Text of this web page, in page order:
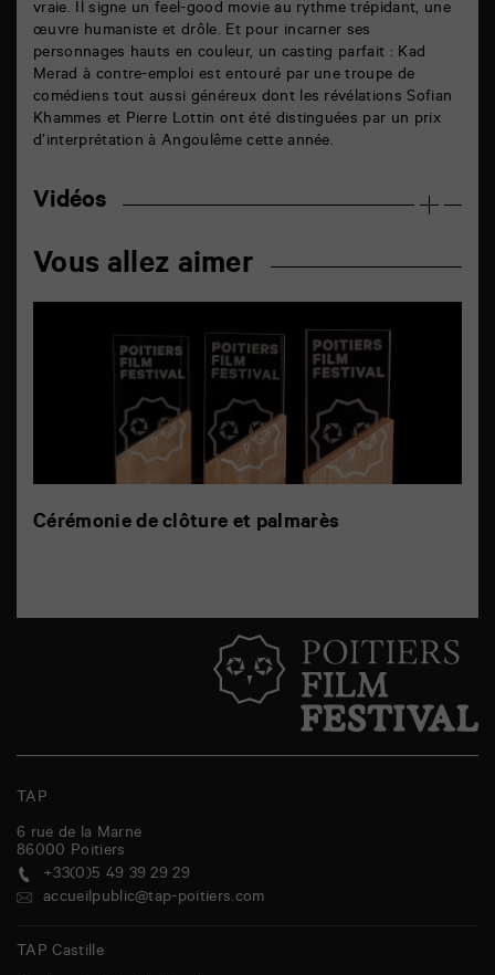
vraie. Il signe un feel-good movie au rythme trépidant, une
œuvre humaniste et drôle. Et pour incarner ses
personnages hauts en couleur, un casting parfait : Kad
Merad à contre-emploi est entouré par une troupe de
comédiens tout aussi généreux dont les révélations Sofian
Khammes et Pierre Lottin ont été distinguées par un prix
d’interprétation à Angoulême cette année.
Vidéos
Vous allez aimer
Cérémonie de clôture et palmarès
TAP
6 rue de la Marne
86000 Poitiers
+33(0)5 49 39 29 29
accueilpublic@tap-poitiers.com
TAP Castille